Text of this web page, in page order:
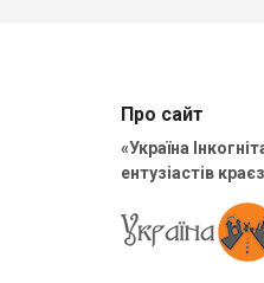
Про сайт
«Україна
ентузіастів